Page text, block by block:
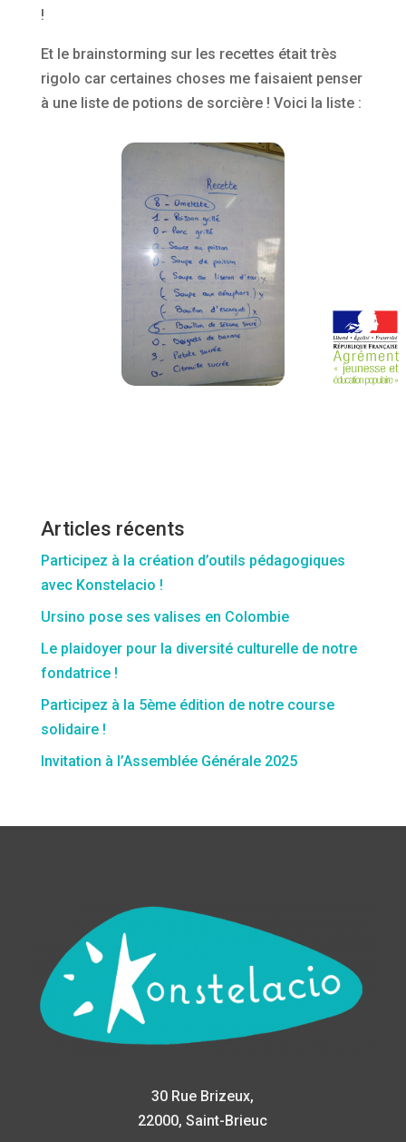
!
Et le brainstorming sur les recettes était très
rigolo car certaines choses me faisaient penser
à une liste de potions de sorcière ! Voici la liste :
Articles récents
Participez à la création d’outils pédagogiques
avec Konstelacio !
Ursino pose ses valises en Colombie
Le plaidoyer pour la diversité culturelle de notre
fondatrice !
Participez à la 5ème édition de notre course
solidaire !
Invitation à l’Assemblée Générale 2025
30 Rue Brizeux,
22000, Saint-Brieuc